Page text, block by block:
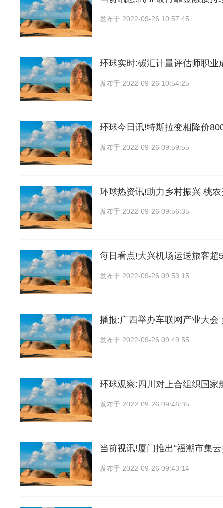
发布于 2022-09-26 10:57:45
环球实时:碳汇计量评估师职业
发布于 2022-09-26 10:54:25
环球今日讯!特斯拉变相降价
发布于 2022-09-26 09:59:55
环球热资讯!助力乡村振兴 桃农
发布于 2022-09-26 09:56:35
每日看点!大兴机场运送旅客超
发布于 2022-09-26 09:53:15
播报:广西举办车联网产业大会
发布于 2022-09-26 09:49:55
环球观察:四川对上合组织国家
发布于 2022-09-26 09:46:35
当前视讯!厦门推出“福潮市集云
发布于 2022-09-26 09:43:14